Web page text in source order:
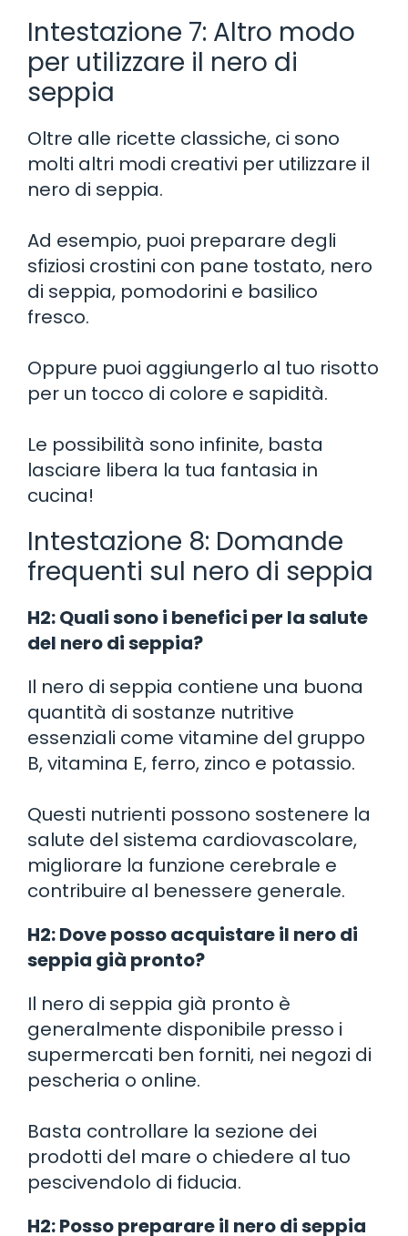
Intestazione 7: Altro modo
per utilizzare il nero di
seppia
Oltre alle ricette classiche, ci sono
molti altri modi creativi per utilizzare il
nero di seppia.
Ad esempio, puoi preparare degli
sfiziosi crostini con pane tostato, nero
di seppia, pomodorini e basilico
fresco.
Oppure puoi aggiungerlo al tuo risotto
per un tocco di colore e sapidità.
Le possibilità sono infinite, basta
lasciare libera la tua fantasia in
cucina!
Intestazione 8: Domande
frequenti sul nero di seppia
H2: Quali sono i benefici per la salute
del nero di seppia?
Il nero di seppia contiene una buona
quantità di sostanze nutritive
essenziali come vitamine del gruppo
B, vitamina E, ferro, zinco e potassio.
Questi nutrienti possono sostenere la
salute del sistema cardiovascolare,
migliorare la funzione cerebrale e
contribuire al benessere generale.
H2: Dove posso acquistare il nero di
seppia già pronto?
Il nero di seppia già pronto è
generalmente disponibile presso i
supermercati ben forniti, nei negozi di
pescheria o online.
Basta controllare la sezione dei
prodotti del mare o chiedere al tuo
pescivendolo di fiducia.
H2: Posso preparare il nero di seppia